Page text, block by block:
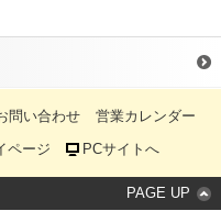
問い合わせ
営業カレンダー
ページ PCサイトへ
PAGE UP